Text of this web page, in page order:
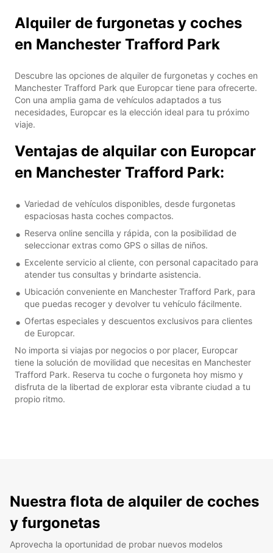
Alquiler de furgonetas y coches
en Manchester Trafford Park
Descubre las opciones de alquiler de furgonetas y coches en
Manchester Trafford Park que Europcar tiene para ofrecerte.
Con una amplia gama de vehículos adaptados a tus
necesidades, Europcar es la elección ideal para tu próximo
viaje.
Ventajas de alquilar con Europcar
en Manchester Trafford Park:
Variedad de vehículos disponibles, desde furgonetas
espaciosas hasta coches compactos.
Reserva online sencilla y rápida, con la posibilidad de
seleccionar extras como GPS o sillas de niños.
Excelente servicio al cliente, con personal capacitado para
atender tus consultas y brindarte asistencia.
Ubicación conveniente en Manchester Trafford Park, para
que puedas recoger y devolver tu vehículo fácilmente.
Ofertas especiales y descuentos exclusivos para clientes
de Europcar.
No importa si viajas por negocios o por placer, Europcar
tiene la solución de movilidad que necesitas en Manchester
Trafford Park. Reserva tu coche o furgoneta hoy mismo y
disfruta de la libertad de explorar esta vibrante ciudad a tu
propio ritmo.
Nuestra flota de alquiler de coches
y furgonetas
Aprovecha la oportunidad de probar nuevos modelos